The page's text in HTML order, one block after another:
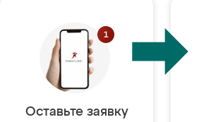
Оставьте заявку